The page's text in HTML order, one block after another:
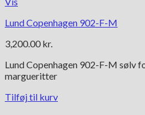
Lund Copenhagen 902-F-M
3,200.00 kr.
Lund Copenhagen 902-F-M sølv
margueritter
Tilføj til kurv